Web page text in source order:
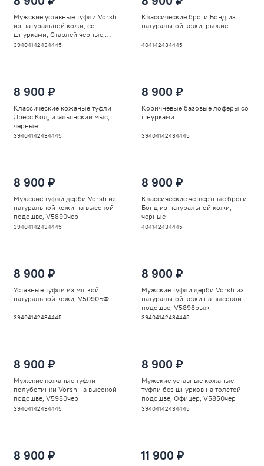
Мужские уставные туфли Vorsh
из натуральной кожи, со
шнурками, Старлей черные,
V5930
39404142434445
Классические броги Бонд из
натуральной кожи, рыжие
404142434445
8 900 ₽
Классические кожаные туфли
Дресс Код, итальянский мыс,
черные
39404142434445
8 900 ₽
Коричневые базовые лоферы со
шнурками
39404142434445
8 900 ₽
Мужские туфли дерби Vorsh из
натуральной кожи на высокой
подошве, V5890чер
39404142434445
8 900 ₽
Классические четвертные броги
Бонд из натуральной кожи,
черные
404142434445
8 900 ₽
Уставные туфли из мягкой
натуральной кожи, V5090БФ
39404142434445
8 900 ₽
Мужские туфли дерби Vorsh из
натуральной кожи на высокой
подошве, V5898рыж
39404142434445
8 900 ₽
Мужские кожаные туфли -
полуботинки Vorsh на высокой
подошве, V5980чер
39404142434445
8 900 ₽
Мужские уставные кожаные
туфли без шнурков на толстой
подошве, Офицер, V5850чер
39404142434445
8 900 ₽ 11 900 ₽